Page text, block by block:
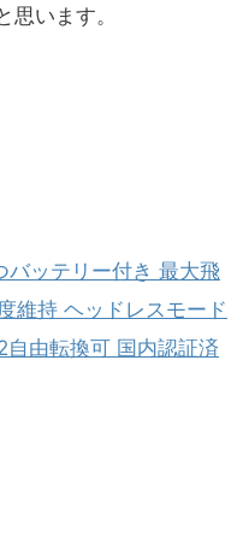
います。
ッテリー付き 最大飛
維持 ヘッドレスモード
由転換可 国内認証済